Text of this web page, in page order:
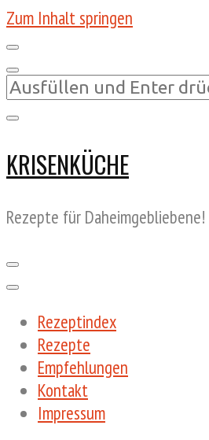
Zum Inhalt springen
Suchst
etwas?
KRISENKÜCHE
Rezepte für Daheimgebliebene!
Rezeptindex
Rezepte
Empfehlungen
Kontakt
Impressum